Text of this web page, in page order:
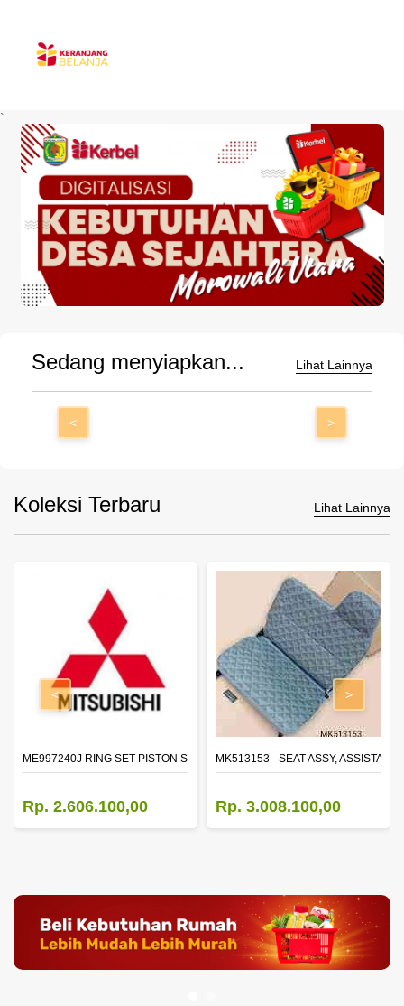
`
Sedang menyiapkan... Lihat Lainnya
< >
Koleksi Terbaru Lihat Lainnya
LH
ME997240J RING SET PISTON STD
Rp. 2.606.100,00
MK513153 - SEAT ASSY, ASSISTANT
Rp. 3.008.100,00
< >